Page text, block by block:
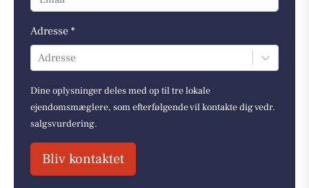
Adresse *
Adresse
Dine oplysninger deles med op til tre lokale
ejendomsmæglere, som efterfølgende vil kontakte dig vedr.
salgsvurdering.
Bliv kontaktet